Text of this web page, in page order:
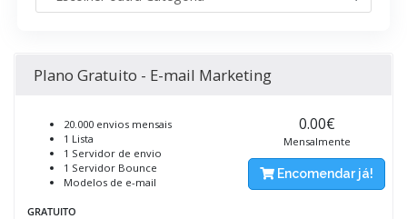
Plano Gratuito - E-mail Marketing
20.000 envios mensais
1 Lista
1 Servidor de envio
1 Servidor Bounce
Modelos de e-mail
GRATUITO
0.00€
Mensalmente
Encomendar já!